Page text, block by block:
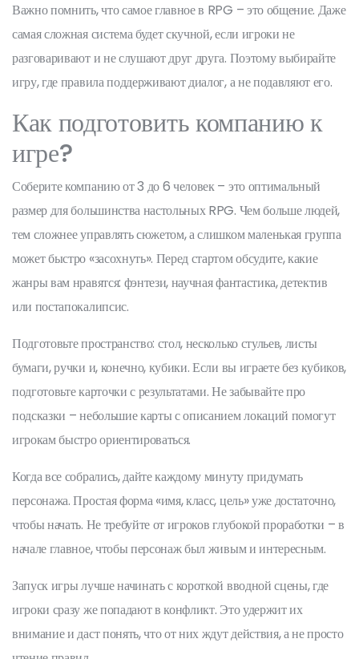
Важно помнить, что самое главное в RPG – это общение. Даже
самая сложная система будет скучной, если игроки не
разговаривают и не слушают друг друга. Поэтому выбирайте
игру, где правила поддерживают диалог, а не подавляют его.
Как подготовить компанию к
игре?
Соберите компанию от 3 до 6 человек – это оптимальный
размер для большинства настольных RPG. Чем больше людей,
тем сложнее управлять сюжетом, а слишком маленькая группа
может быстро «засохнуть». Перед стартом обсудите, какие
жанры вам нравятся: фэнтези, научная фантастика, детектив
или постапокалипсис.
Подготовьте пространство: стол, несколько стульев, листы
бумаги, ручки и, конечно, кубики. Если вы играете без кубиков,
подготовьте карточки с результатами. Не забывайте про
подсказки – небольшие карты с описанием локаций помогут
игрокам быстро ориентироваться.
Когда все собрались, дайте каждому минуту придумать
персонажа. Простая форма «имя, класс, цель» уже достаточно,
чтобы начать. Не требуйте от игроков глубокой проработки – в
начале главное, чтобы персонаж был живым и интересным.
Запуск игры лучше начинать с короткой вводной сцены, где
игроки сразу же попадают в конфликт. Это удержит их
внимание и даст понять, что от них ждут действия, а не просто